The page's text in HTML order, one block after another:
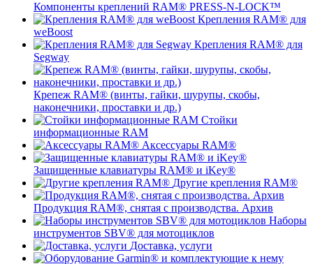
Компоненты креплений RAM® PRESS-N-LOCK™
Крепления RAM® для
weBoost
Крепления RAM® для
Segway
Крепеж RAM® (винты, гайки, шурупы, скобы,
наконечники, проставки и др.)
Стойки
информационные RAM
Аксессуары RAM®
Защищенные клавиатуры RAM® и iKey®
Другие крепления RAM®
Продукция RAM®, снятая с производства. Архив
Наборы
инструментов SBV® для мотоциклов
Доставка, услуги